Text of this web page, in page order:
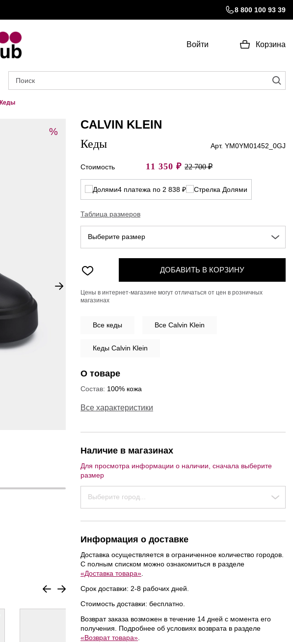
8 800 100 93 39
Войти Корзина
Кеды
%
NEW NEW
CALVIN KLEIN
Кеды Арт. YM0YM01452_0GJ
Стоимость 11 350 ₽ 22 700 ₽
4 платежа по 2 838 ₽
Таблица размеров
Выберите размер
ДОБАВИТЬ В КОРЗИНУ
Цены в интернет-магазине могут отличаться от цен в розничных
магазинах
Все кеды Все Calvin Klein
Кеды Calvin Klein
О товаре
Состав: 100% кожа
Все характеристики
Наличие в магазинах
Для просмотра информации о наличии, сначала выберите
размер
Выберите город...
Информация о доставке
Доставка осуществляется в ограниченное количество городов.
С полным списком можно ознакомиться в разделе
«Доставка товара»
Срок доставки: 2-8 рабочих дней.
Стоимость доставки: бесплатно.
Возврат заказа возможен в течение 14 дней с момента его
получения. Подробнее об условиях возврата в разделе
«Возврат товара»